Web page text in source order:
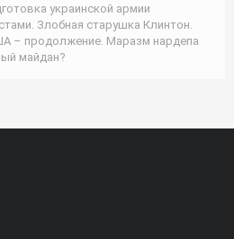
украинской армии
Злобная старушка Клинтон.
– продолжение. Маразм нардепа
майдан?